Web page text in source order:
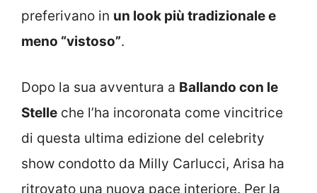
preferivano in un look più tradizionale e
meno “vistoso”.
Dopo la sua avventura a Ballando con le
Stelle che l’ha incoronata come vincitrice
di questa ultima edizione del celebrity
show condotto da Milly Carlucci, Arisa ha
ritrovato una nuova pace interiore. Per la